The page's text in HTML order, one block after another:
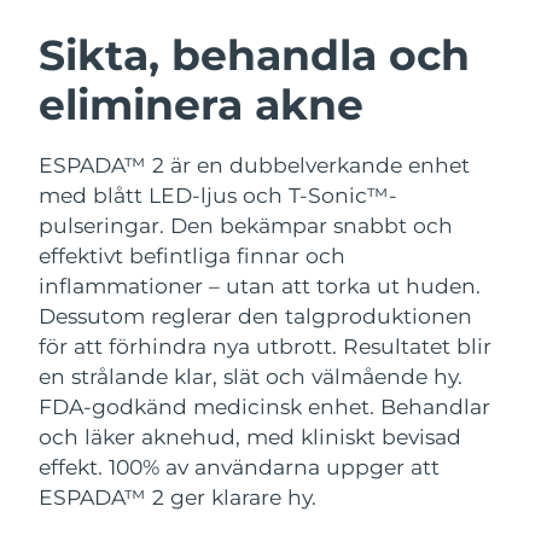
Sikta, behandla och
eliminera akne
ESPADA™ 2 är en dubbelverkande enhet
med blått LED-ljus och T-Sonic™-
pulseringar. Den bekämpar snabbt och
effektivt befintliga finnar och
inflammationer – utan att torka ut huden.
Dessutom reglerar den talgproduktionen
för att förhindra nya utbrott. Resultatet blir
en strålande klar, slät och välmående hy.
FDA-godkänd medicinsk enhet. Behandlar
och läker aknehud, med kliniskt bevisad
effekt. 100% av användarna uppger att
ESPADA™ 2 ger klarare hy.
LUNA™ 4-paket
Anti-aging massage
LUNA™ 4 Plus
Massage, LED heating
LUNA™ 4 Men
For men, anti-aging massage
BEAR™ 2-paket
Microcurrent toning
BEAR™ 2 go
Microcurrent toning on-the-go
BEAR™ 2 eyes & lips
Microcurrent line smoothing device
Återfuktning
UFO™ 3-paket
Deep facial hydration
UFO™ 3 LED
Near-infrared and red light therapy
device
Munvård
issa™ 4
Hybrid silicone sonic toothbrush
issa™ 4 plus
Smart hybrid silicone sonic toothbrush
FAQ™ ANTI-AGING-BEHANDLING
Anti-aging LED-behandlingar
NEW
Österrike Förväntad leverans9/8/26
Bahrain Förväntad leverans
Belgien
Bermuda Förväntad leverans
Bosnien och
Hercegovina
Förväntad leverans12/8/26
Brunei Förväntad leverans14/8/26
Bulgarien Förväntad leverans9/8/26
Kanada Förväntad leverans